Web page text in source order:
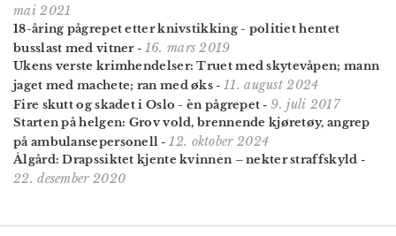
mai 2021
18-åring pågrepet etter knivstikking - politiet hentet
busslast med vitner- 16. mars 2019
Ukens verste krimhendelser: Truet med skytevåpen; mann
jaget med machete; ran med øks -11. august 2024
Fire skutt og skadet i Oslo - èn pågrepet -9. juli 2017
Starten på helgen: Grov vold, brennende kjøretøy, angrep
på ambulanse­personell -12. oktober 2024
Ålgård: Drapssiktet kjente kvinnen – nekter straffskyld -
22. desember 2020